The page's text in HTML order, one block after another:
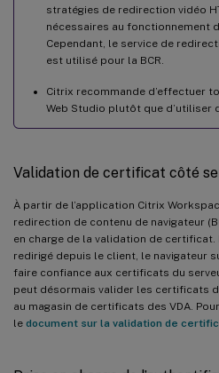
stratégies de redirection vidéo
nécessaires au fonctionnement
Cependant, le service de
est utilisé pour la BCR.
Citrix recommande d’effectuer
Web Studio plutôt que d’utiliser
Validation de certificat côté
À partir de l’application Citrix
redirection de contenu de navigateur
en charge de la validation de certificat.
redirigé depuis le client, le navigateur
faire confiance aux certificats du
peut désormais valider les certificats
au magasin de certificats des VDA.
le document sur la validation de